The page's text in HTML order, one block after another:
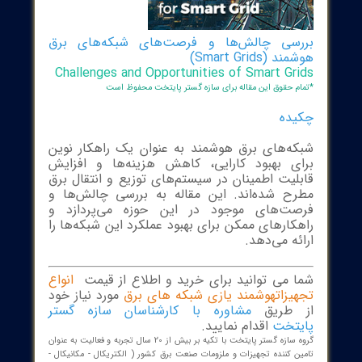
چالش‌ها و فرصت‌های شبکه‌های برق
Challenges and Opportunities of Smart
حقوق این مقاله برای سازه گستر پایتخت محفوظ است
برق هوشمند به عنوان یک راهکار نوین
بهبود کارایی، کاهش هزینه‌ها و افزایش
اطمینان در سیستم‌های توزیع و انتقال برق
شده‌اند. این مقاله به بررسی چالش‌ها و
موجود در این حوزه می‌پردازد و
ممکن برای بهبود عملکرد این شبکه‌ها را